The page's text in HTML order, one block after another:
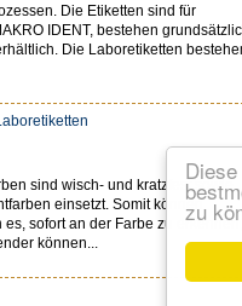
zu
Die Etiketten sind für
IDENT, bestehen
Die Laboretiketten
sind wisch- und kratzfest sowie
einsetzt. Somit können
sofort an der Farbe zu
können...